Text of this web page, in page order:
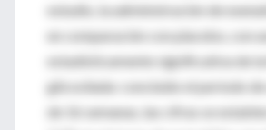
estudio, la administración de
en comparación con placebo, con
estadísticamente significativa de
glicosilada: concluido el período de
de 16 semanas, las cifras se